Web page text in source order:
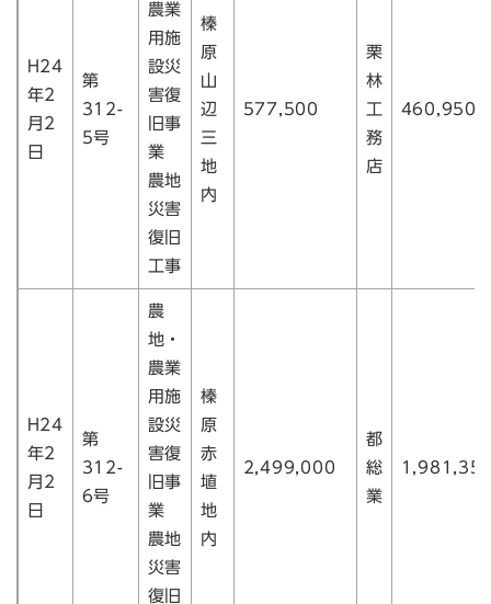
H24
年2
月2
日
第
312-
5号
農業
用施
設災
害復
旧事
業
農地
災害
復旧
工事
榛
原
山
辺
三
地
内
577,500
栗
林
工
務
店
460,950
H24
年2
月2
日
第
312-
6号
農
地・
農業
用施
設災
害復
旧事
業
農地
災害
復旧
榛
原
赤
埴
地
内
2,499,000
都
総
業